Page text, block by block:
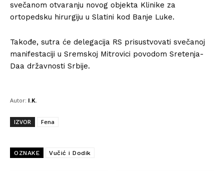
Info
svečanom otvaranju novog objekta Klinike za
ortopedsku hirurgiju u Slatini kod Banje Luke.
Takođe, sutra će delegacija RS prisustvovati svečanoj
manifestaciji u Sremskoj Mitrovici povodom Sretenja-
Daa državnosti Srbije.
Autor: I.K.
IZVOR Fena
OZNAKE Vučić i Dodik